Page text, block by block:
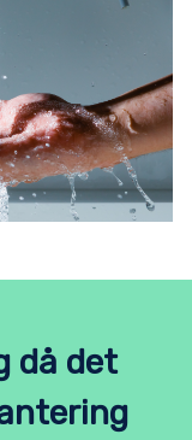
då det